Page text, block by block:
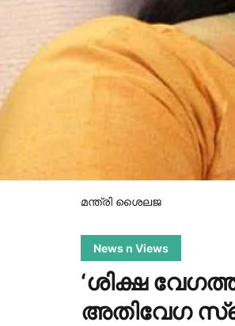
മന്ത്രി ശൈലജ
News n Views
‘ശിക്ഷ
അതിവേഗ